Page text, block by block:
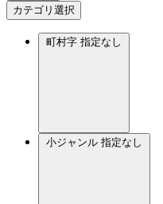
カテゴリ選択
町村字 指定なし
小ジャンル 指定なし